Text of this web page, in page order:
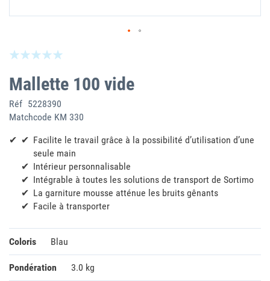
Mallette 100 vide
Réf 5228390
Matchcode KM 330
Facilite le travail grâce à la possibilité d’utilisation d’une
seule main
Intérieur personnalisable
Intégrable à toutes les solutions de transport de Sortimo
La garniture mousse atténue les bruits gênants
Facile à transporter
Coloris Blau
Pondération 3.0 kg
to
beginning
the
images